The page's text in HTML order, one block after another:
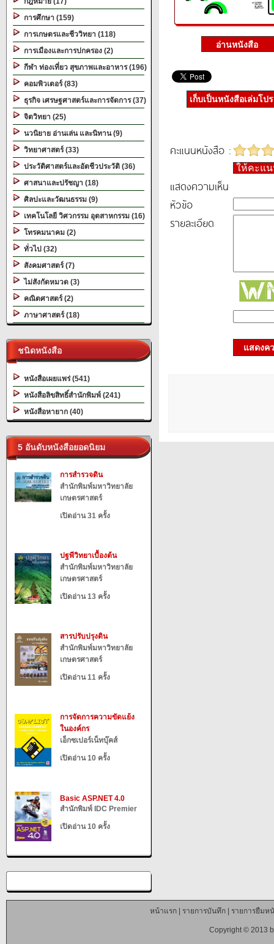
การศึกษา (159)
การเกษตรและชีววิทยา (118)
การเมืองและการปกครอง (2)
กีฬา ท่องเที่ยว สุขภาพและอาหาร (196)
คอมพิวเตอร์ (83)
ธุรกิจ เศรษฐศาสตร์และการจัดการ (37)
จิตวิทยา (25)
นวนิยาย อ่านเล่น และนิทาน (9)
วิทยาศาสตร์ (33)
ประวัติศาสตร์และอัตชีวประวัติ (36)
ศาสนาและปรัชญา (18)
ศิลปะและวัฒนธรรม (9)
เทคโนโลยี วิศวกรรม อุตสาหกรรม (16)
โทรคมนาคม (2)
ทั่วไป (32)
สังคมศาสตร์ (7)
ไม่สังกัดหมวด (3)
คณิตศาสตร์ (2)
ภาษาศาสตร์ (18)
ชนิดหนังสือ
หนังสือเผยแพร่ (541)
หนังสือลิขสิทธิ์สำนักพิมพ์ (241)
หนังสือหายาก (40)
5 อันดับหนังสือยอดนิยม
การสำรวจดิน
สำนักพิมพ์มหาวิทยาลัย
เกษตรศาสตร์
เปิดอ่าน 31 ครั้ง
ปฐพีวิทยาเบื้องต้น
สำนักพิมพ์มหาวิทยาลัย
เกษตรศาสตร์
เปิดอ่าน 13 ครั้ง
สารปรับปรุงดิน
สำนักพิมพ์มหาวิทยาลัย
เกษตรศาสตร์
เปิดอ่าน 11 ครั้ง
การจัดการความขัดแย้ง
ในองค์กร
เอ็กซเปอร์เน็ทบุ๊คส์
เปิดอ่าน 10 ครั้ง
Basic ASP.NET 4.0
สำนักพิมพ์ IDC Premier
เปิดอ่าน 10 ครั้ง
เก็บเป็นหนังสือเล่มโป
คะแนนหนังสือ :
ให้คะแ
แสดงความเห็น
หัวข้อ
รายละเอียด
แสดงค
หน้าแรก| รายการบันทึก| รายการยืมห
Copyright © 2013